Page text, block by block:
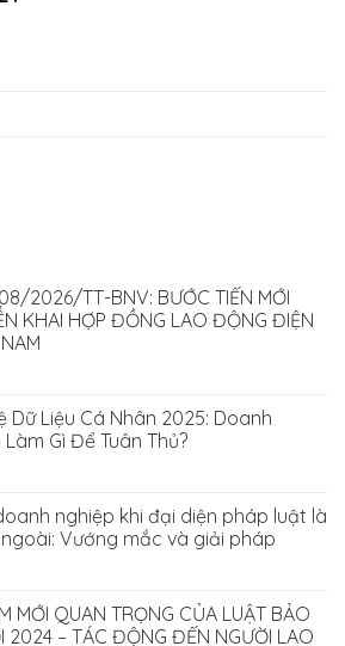
2026/TT-BNV: BƯỚC TIẾN MỚI
KHAI HỢP ĐỒNG LAO ĐỘNG ĐIỆN
2026/TT-
Dữ Liệu Cá Nhân 2025: Doanh
Gì Để Tuân Thủ?
nghiệp khi đại diện pháp luật là
Vướng mắc và giải pháp
MỚI QUAN TRỌNG CỦA LUẬT BẢO
2024 – TÁC ĐỘNG ĐẾN NGƯỜI LAO